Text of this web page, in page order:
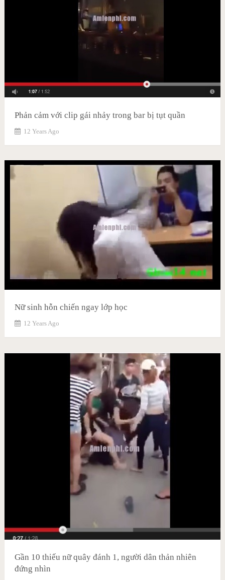
Phản cảm với clip gái nhảy trong bar bị tụt quần
12 Years Ago
Nữ sinh hỗn chiến ngay lớp học
12 Years Ago
Gần 10 thiếu nữ quây đánh 1, người dân thản nhiên
đứng nhìn